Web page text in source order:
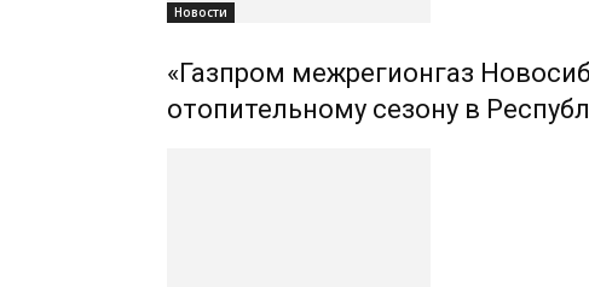
Новости
«Газпром межрегионгаз
отопительному сезону в